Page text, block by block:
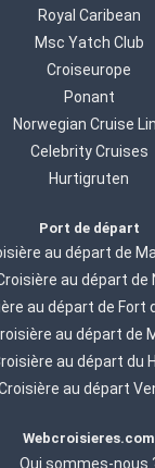
Royal Caribean
Msc Yatch Club
Croiseurope
Ponant
Norwegian Cruise
Celebrity Cruises
Hurtigruten
Port de départ
au départ de
au départ de
au départ de Fort
au départ de
au départ du
au départ
Webcroisieres.com
Qui sommes-nous